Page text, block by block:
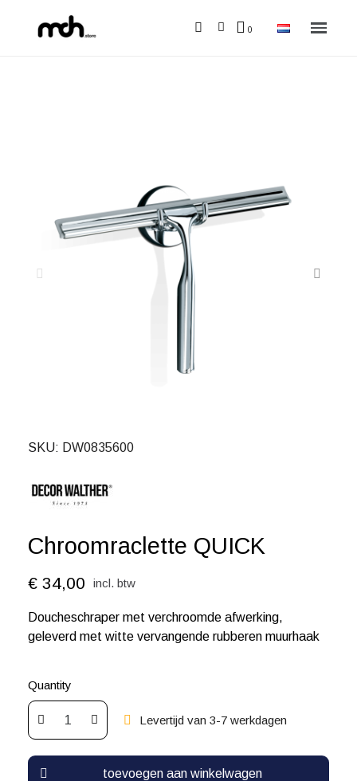
SKU DW0835600
Chroomraclette QUICK
€ 34,00 incl. btw
Doucheschraper met verchroomde afwerking,
geleverd met witte vervangende rubberen muurhaak
Quantity
Levertijd van 3-7 werkdagen
toevoegen aan winkelwagen